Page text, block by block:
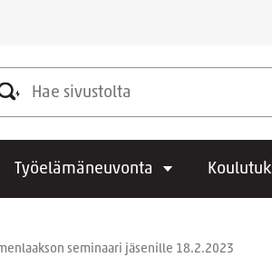
sivustolta
Työelämäneuvonta
seminaari jäsenille 18.2.2023